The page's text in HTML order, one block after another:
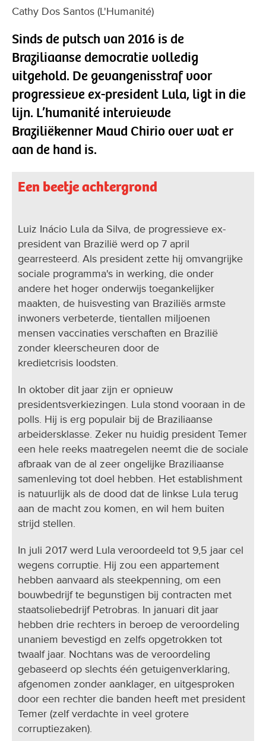
Cathy Dos Santos (L'Humanité)
Sinds de putsch van 2016 is de
Braziliaanse democratie volledig
uitgehold. De gevangenisstraf voor
progressieve ex-president Lula, ligt in die
lijn. L’humanité interviewde
Braziliëkenner Maud Chirio over wat er
aan de hand is.
Een beetje achtergrond
Luiz Inácio Lula da Silva, de progressieve ex-
president van Brazilië werd op 7 april
gearresteerd. Als president zette hij omvangrijke
sociale programma's in werking, die onder
andere het hoger onderwijs toegankelijker
maakten, de huisvesting van Braziliës armste
inwoners verbeterde, tientallen miljoenen
mensen vaccinaties verschaften en Brazilië
zonder kleerscheuren door de
kredietcrisis loodsten.
In oktober dit jaar zijn er opnieuw
presidentsverkiezingen. Lula stond vooraan in de
polls. Hij is erg populair bij de Braziliaanse
arbeidersklasse. Zeker nu huidig president Temer
een hele reeks maatregelen neemt die de sociale
afbraak van de al zeer ongelijke Braziliaanse
samenleving tot doel hebben. Het establishment
is natuurlijk als de dood dat de linkse Lula terug
aan de macht zou komen, en wil hem buiten
strijd stellen.
In juli 2017 werd Lula veroordeeld tot 9,5 jaar cel
wegens corruptie. Hij zou een appartement
hebben aanvaard als steekpenning, om een
bouwbedrijf te begunstigen bij contracten met
staatsoliebedrijf Petrobras. In januari dit jaar
hebben drie rechters in beroep de veroordeling
unaniem bevestigd en zelfs opgetrokken tot
twaalf jaar. Nochtans was de veroordeling
gebaseerd op slechts één getuigenverklaring,
afgenomen zonder aanklager, en uitgesproken
door een rechter die banden heeft met president
Temer (zelf verdachte in veel grotere
corruptiezaken).